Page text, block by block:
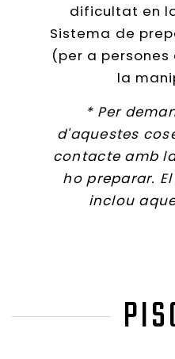
dificultat en
Sistema de
(per a
la
* Per
d'aquestes
contacte amb
ho preparar.
inclou